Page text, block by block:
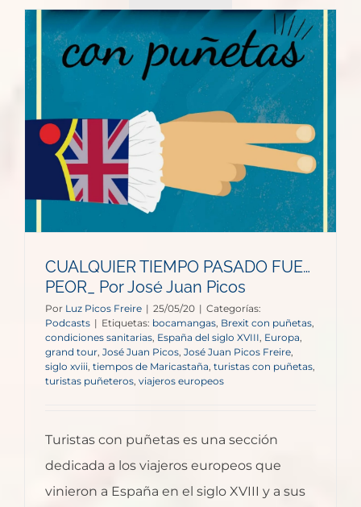
CUALQUIER TIEMPO PASADO FUE…
PEOR_ Por José Juan Picos
Por Luz Picos Freire | 25/05/20 | Categorías:
Podcasts | Etiquetas: bocamangas Brexit con puñetas,
condiciones sanitarias España del siglo XVIII Europa
grand tour, José Juan Picos José Juan Picos Freire
siglo xviii tiempos de Maricastaña turistas con puñetas
turistas puñeteros viajeros europeos
Turistas con puñetas es una sección
dedicada a los viajeros europeos que
vinieron a España en el siglo XVIII y a sus